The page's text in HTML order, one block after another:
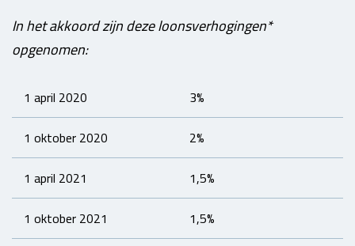
In het akkoord zijn deze loonsverhogingen*
opgenomen:
1 april 2020
3%
1 oktober 2020
2%
1 april 2021
1,5%
1 oktober 2021
1,5%